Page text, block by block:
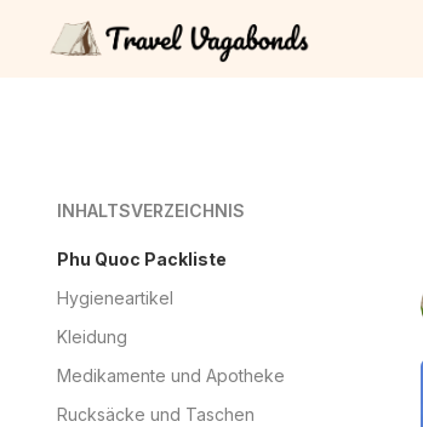
INHALTSVERZEICHNIS
Phu Quoc Packliste
Hygieneartikel
Kleidung
Medikamente und Apotheke
Rucksäcke und Taschen